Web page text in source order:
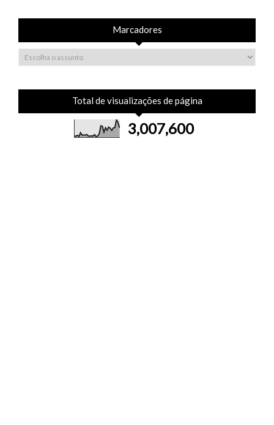
Marcadores
Total de visualizações de página
3,007,600